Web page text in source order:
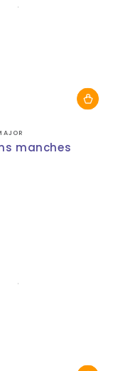
manches